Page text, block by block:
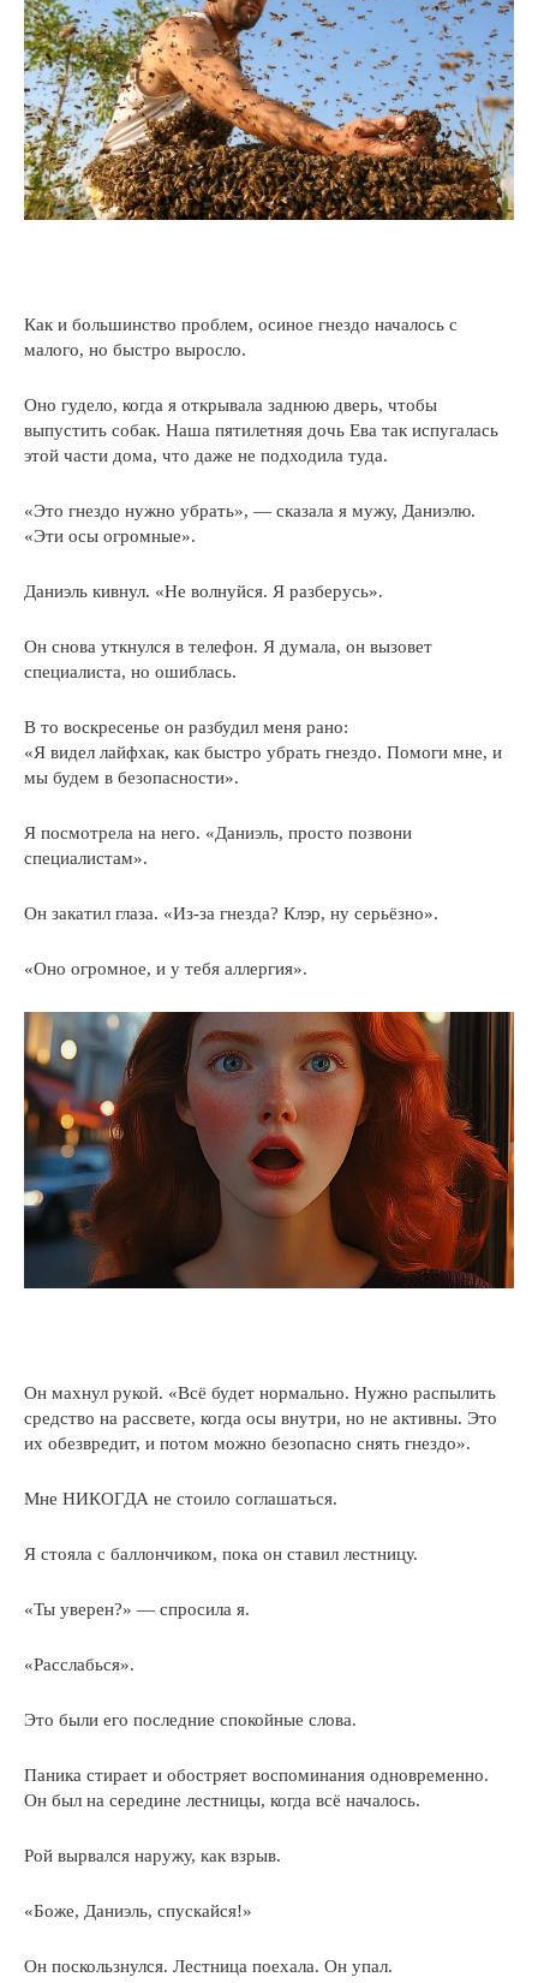
Как и большинство проблем, осиное гнездо началось с
малого, но быстро выросло.
Оно гудело, когда я открывала заднюю дверь, чтобы
выпустить собак. Наша пятилетняя дочь Ева так испугалась
этой части дома, что даже не подходила туда.
«Это гнездо нужно убрать», — сказала я мужу, Даниэлю.
«Эти осы огромные».
Даниэль кивнул. «Не волнуйся. Я разберусь».
Он снова уткнулся в телефон. Я думала, он вызовет
специалиста, но ошиблась.
В то воскресенье он разбудил меня рано:
«Я видел лайфхак, как быстро убрать гнездо. Помоги мне, и
мы будем в безопасности».
Я посмотрела на него. «Даниэль, просто позвони
специалистам».
Он закатил глаза. «Из-за гнезда? Клэр, ну серьёзно».
«Оно огромное, и у тебя аллергия».
Он махнул рукой. «Всё будет нормально. Нужно распылить
средство на рассвете, когда осы внутри, но не активны. Это
их обезвредит, и потом можно безопасно снять гнездо».
Мне НИКОГДА не стоило соглашаться.
Я стояла с баллончиком, пока он ставил лестницу.
«Ты уверен?» — спросила я.
«Расслабься».
Это были его последние спокойные слова.
Паника стирает и обостряет воспоминания одновременно.
Он был на середине лестницы, когда всё началось.
Рой вырвался наружу, как взрыв.
«Боже, Даниэль, спускайся!»
Он поскользнулся. Лестница поехала. Он упал.